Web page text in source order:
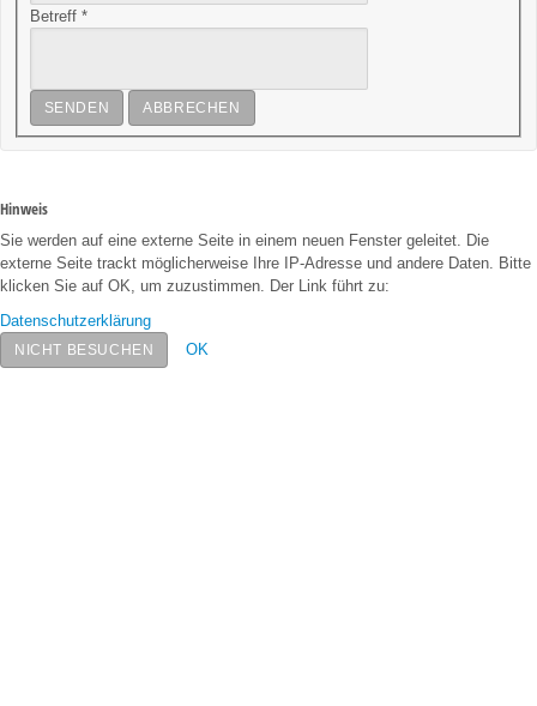
Betreff*
SENDEN ABBRECHEN
Hinweis
Sie werden auf eine externe Seite in einem neuen Fenster geleitet. Die
externe Seite trackt möglicherweise Ihre IP-Adresse und andere Daten. Bitte
klicken Sie auf OK, um zuzustimmen. Der Link führt zu:
Datenschutzerklärung
NICHT BESUCHEN OK